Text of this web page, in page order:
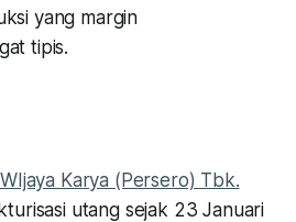
yang margin
tipis.
Karya (Persero) Tbk.
utang sejak 23 Januari